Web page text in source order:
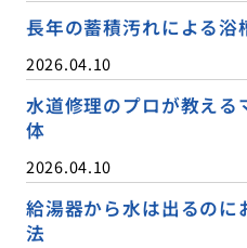
長年の蓄積汚れによる
2026.04.10
水道修理のプロが教え
体
2026.04.10
給湯器から水は出るの
法